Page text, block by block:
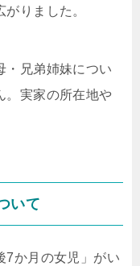
りました。
・兄弟姉妹につい
。実家の所在地や
いて
7か月の女児」がい